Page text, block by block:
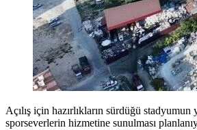
Açılış için hazırlıkların sürdüğü stadyumun
sporseverlerin hizmetine sunulması